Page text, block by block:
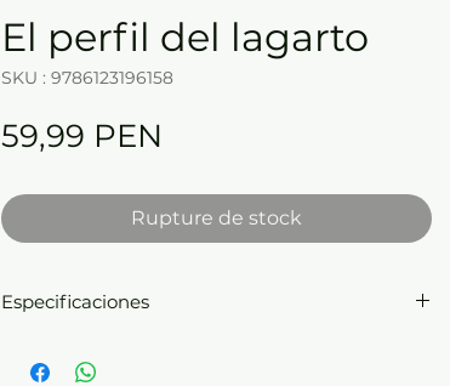
El perfil del lagarto
SKU : 9786123196158
59,99 PEN
Rupture de stock
Especificaciones
con solapas | páginas: 200